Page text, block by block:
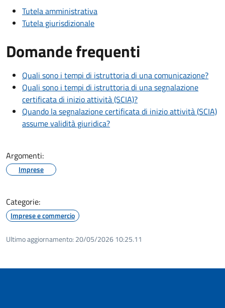
Tutela amministrativa
Tutela giurisdizionale
Domande frequenti
Quali sono i tempi di istruttoria di una comunicazione?
Quali sono i tempi di istruttoria di una segnalazione
certificata di inizio attività (SCIA)?
Quando la segnalazione certificata di inizio attività (SCIA)
assume validità giuridica?
Argomenti:
Imprese
Categorie:
Imprese e commercio
Ultimo aggiornamento: 20/05/2026 10:25.11